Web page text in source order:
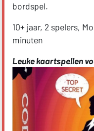
bordspel.
10+ jaar, 2 spelers,
minuten
Leuke kaartspellen